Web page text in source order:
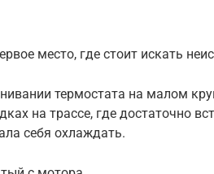
место, где стоит искать
термостата на малом
на трассе, где достаточно
себя охлаждать.